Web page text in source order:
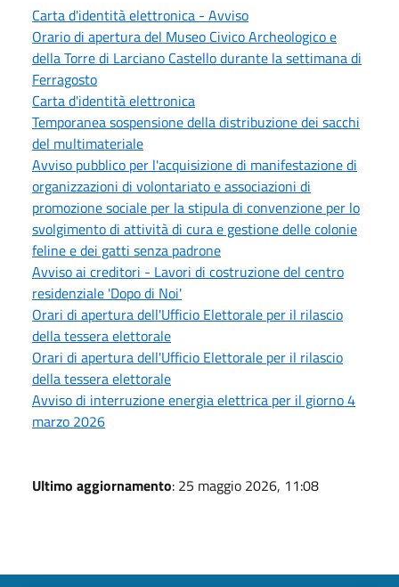
Carta d'identità elettronica - Avviso
Orario di apertura del Museo Civico Archeologico e
della Torre di Larciano Castello durante la settimana di
Ferragosto
Carta d'identità elettronica
Temporanea sospensione della distribuzione dei sacchi
del multimateriale
Avviso pubblico per l'acquisizione di manifestazione di
organizzazioni di volontariato e associazioni di
promozione sociale per la stipula di convenzione per lo
svolgimento di attività di cura e gestione delle colonie
feline e dei gatti senza padrone
Avviso ai creditori - Lavori di costruzione del centro
residenziale 'Dopo di Noi'
Orari di apertura dell'Ufficio Elettorale per il rilascio
della tessera elettorale
Orari di apertura dell'Ufficio Elettorale per il rilascio
della tessera elettorale
Avviso di interruzione energia elettrica per il giorno 4
marzo 2026
Ultimo aggiornamento: 25 maggio 2026, 11:08